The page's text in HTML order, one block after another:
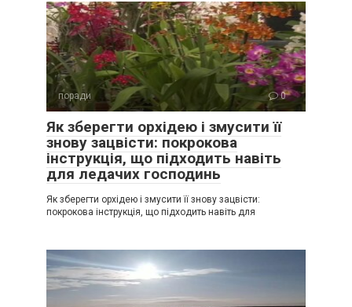
поради 0
Як зберегти орхідею і змусити її
знову зацвісти: покрокова
інструкція, що підходить навіть
для ледачих господинь
Як зберегти орхідею і змусити її знову зацвісти:
покрокова інструкція, що підходить навіть для